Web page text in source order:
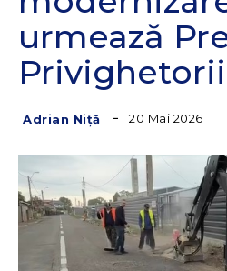
urmează
Privighetorii
Adrian Niță 20 Mai 2026